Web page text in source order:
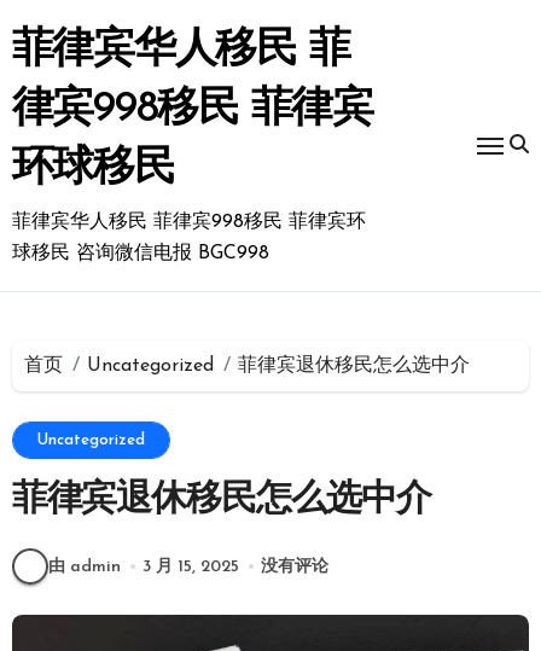
转
到
内
容
菲律宾华人移民 菲
律宾998移民 菲律宾
环球移民
菲律宾华人移民 菲律宾998移民 菲律宾环
球移民 咨询微信电报 BGC998
首页 Uncategorized 菲律宾退休移民怎么选中介
Uncategorized
菲律宾退休移民怎么选中介
由 admin 3 月 15, 2025 没有评论